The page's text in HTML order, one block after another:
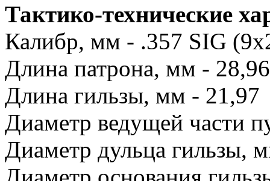
Тактико-технические
Калибр, мм - .357 SIG
Длина патрона, мм - 28,96
Длина гильзы, мм - 21,97
Диаметр ведущей части
Диаметр дульца гильзы,